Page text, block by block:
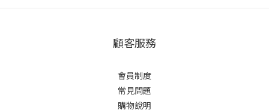
顧客服務
會員制度
常見問題
購物說明